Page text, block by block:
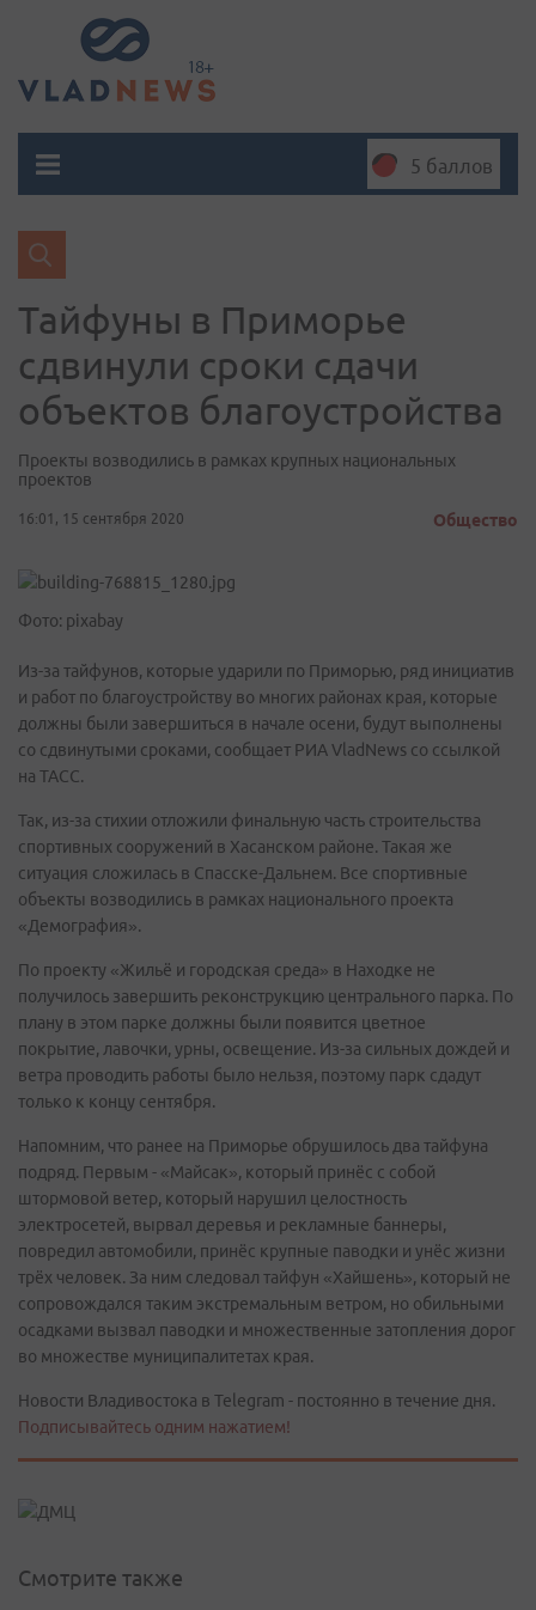
5 баллов
Тайфуны в Приморье
сдвинули сроки сдачи
объектов благоустройства
Проекты возводились в рамках крупных национальных
проектов
16:01, 15 сентября 2020 Общество
Фото: pixabay
Из-за тайфунов, которые ударили по Приморью, ряд инициатив
и работ по благоустройству во многих районах края, которые
должны были завершиться в начале осени, будут выполнены
со сдвинутыми сроками, сообщает РИА VladNews со ссылкой
на ТАСС.
Так, из-за стихии отложили финальную часть строительства
спортивных сооружений в Хасанском районе. Такая же
ситуация сложилась в Спасске-Дальнем. Все спортивные
объекты возводились в рамках национального проекта
«Демография».
По проекту «Жильё и городская среда» в Находке не
получилось завершить реконструкцию центрального парка. По
плану в этом парке должны были появится цветное
покрытие, лавочки, урны, освещение. Из-за сильных дождей и
ветра проводить работы было нельзя, поэтому парк сдадут
только к концу сентября.
Напомним, что ранее на Приморье обрушилось два тайфуна
подряд. Первым - «Майсак», который принёс с собой
штормовой ветер, который нарушил целостность
электросетей, вырвал деревья и рекламные баннеры,
повредил автомобили, принёс крупные паводки и унёс жизни
трёх человек. За ним следовал тайфун «Хайшень», который не
сопровождался таким экстремальным ветром, но обильными
осадками вызвал паводки и множественные затопления дорог
во множестве муниципалитетах края.
Новости Владивостока в Telegram - постоянно в течение дня.
Подписывайтесь одним нажатием!
Смотрите также